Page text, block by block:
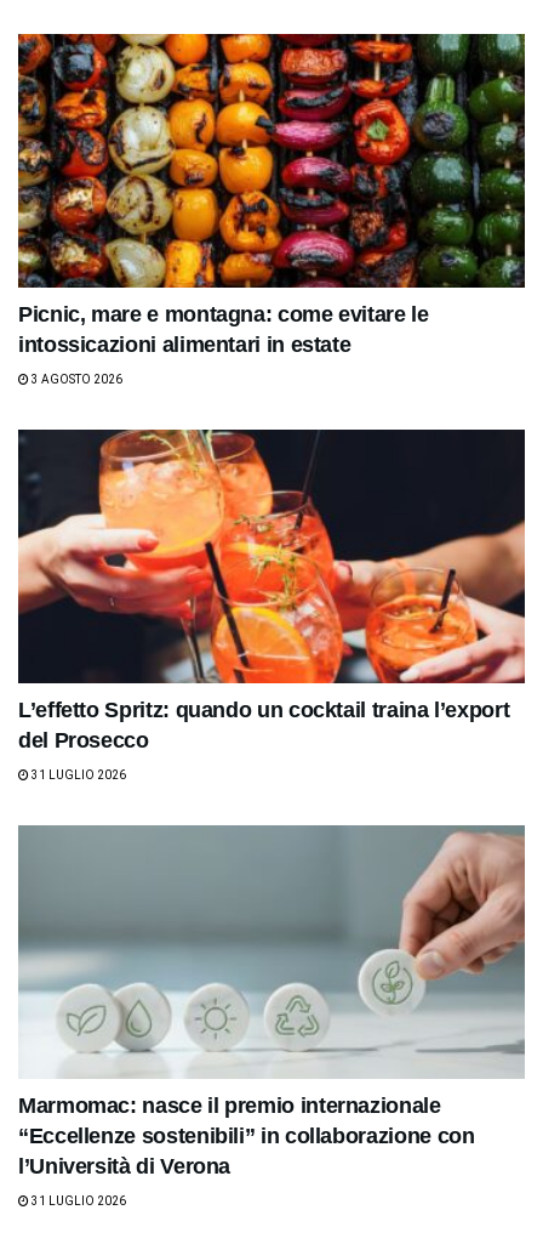
Picnic, mare e montagna: come evitare le
intossicazioni alimentari in estate
3 AGOSTO 2026
L’effetto Spritz: quando un cocktail traina l’export
del Prosecco
31 LUGLIO 2026
Marmomac: nasce il premio internazionale
“Eccellenze sostenibili” in collaborazione con
l’Università di Verona
31 LUGLIO 2026